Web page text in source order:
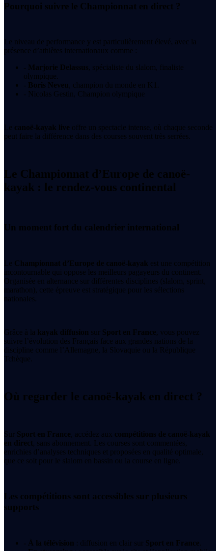
Pourquoi suivre le Championnat en direct ?
Le niveau de performance y est particulièrement élevé, avec la
présence d’athlètes internationaux comme :
- Marjorie Delassus, spécialiste du slalom, finaliste
olympique.
- Boris Neveu, champion du monde en K1.
- Nicolas Gestin, Champion olympique
Le canoë-kayak live offre un spectacle intense, où chaque seconde
peut faire la différence dans des courses souvent très serrées.
Le Championnat d’Europe de canoë-
kayak : le rendez-vous continental
Un moment fort du calendrier international
Le Championnat d’Europe de canoë-kayak est une compétition
incontournable qui oppose les meilleurs pagayeurs du continent.
Organisée en alternance sur différentes disciplines (slalom, sprint,
marathon), cette épreuve est stratégique pour les sélections
nationales.
Grâce à la kayak diffusion sur Sport en France, vous pouvez
suivre l’évolution des Français face aux grandes nations de la
discipline comme l’Allemagne, la Slovaquie ou la République
Tchèque.
Où regarder le canoë-kayak en direct ?
Sur Sport en France, accédez aux compétitions de canoë-kayak
en direct, sans abonnement. Les courses sont commentées,
enrichies d’analyses techniques et proposées en qualité optimale,
que ce soit pour le slalom en bassin ou la course en ligne.
Les compétitions sont accessibles sur plusieurs
supports
- À la télévision : diffusion en clair sur Sport en France